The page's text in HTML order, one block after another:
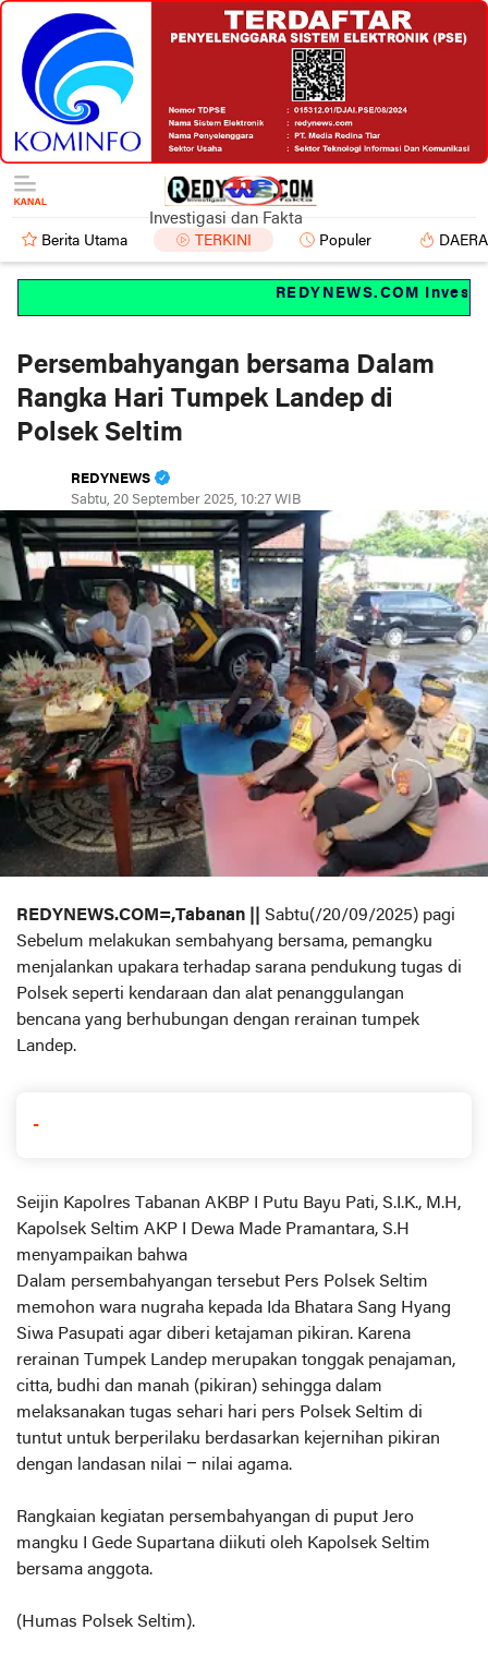
Investigasi dan Fakta
Berita Utama TERKINI Populer
REDYNEWS.COM
Persembahyangan bersama Dalam
Rangka Hari Tumpek Landep di
Polsek Seltim
REDYNEWS
Sabtu, 20 September 2025, 10:27 WIB
REDYNEWS.COM=,Tabanan || Sabtu(/20/09/2025) pagi
Sebelum melakukan sembahyang bersama, pemangku
menjalankan upakara terhadap sarana pendukung tugas di
Polsek seperti kendaraan dan alat penanggulangan
bencana yang berhubungan dengan rerainan tumpek
Landep.
-
Seijin Kapolres Tabanan AKBP I Putu Bayu Pati, S.I.K., M.H,
Kapolsek Seltim AKP I Dewa Made Pramantara, S.H
menyampaikan bahwa
Dalam persembahyangan tersebut Pers Polsek Seltim
memohon wara nugraha kepada Ida Bhatara Sang Hyang
Siwa Pasupati agar diberi ketajaman pikiran. Karena
rerainan Tumpek Landep merupakan tonggak penajaman,
citta, budhi dan manah (pikiran) sehingga dalam
melaksanakan tugas sehari hari pers Polsek Seltim di
tuntut untuk berperilaku berdasarkan kejernihan pikiran
dengan landasan nilai – nilai agama.
Rangkaian kegiatan persembahyangan di puput Jero
mangku I Gede Supartana diikuti oleh Kapolsek Seltim
bersama anggota.
(Humas Polsek Seltim).